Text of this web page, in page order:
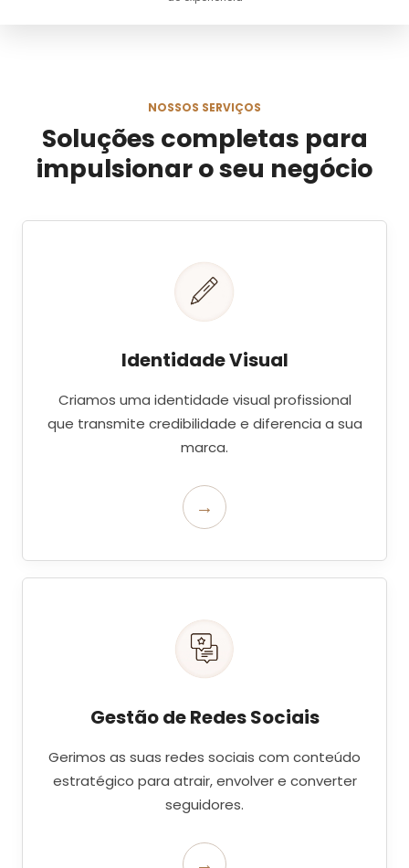
NOSSOS SERVIÇOS
Soluções completas para
impulsionar o seu negócio
Identidade Visual
Criamos uma identidade visual profissional
que transmite credibilidade e diferencia a sua
marca.
→
Gestão de Redes Sociais
Gerimos as suas redes sociais com conteúdo
estratégico para atrair, envolver e converter
seguidores.